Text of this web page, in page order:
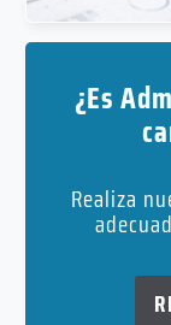
¿Es
Realiza